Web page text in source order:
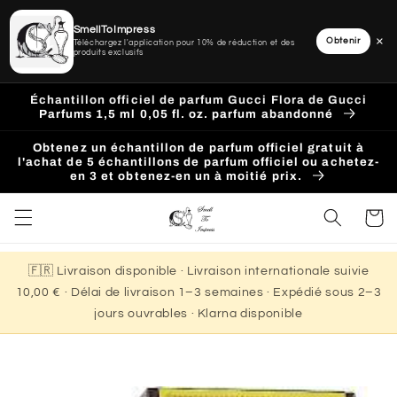
Ignorer
passer
au
Échantillon officiel de parfum Gucci Flora de Gucci
Parfums 1,5 ml 0,05 fl. oz. parfum abandonné
Obtenez un échantillon de parfum officiel gratuit à
l'achat de 5 échantillons de parfum officiel ou achetez-
en 3 et obtenez-en un à moitié prix.
Panier
🇫🇷 Livraison disponible · Livraison internationale suivie
10,00 € · Délai de livraison 1–3 semaines · Expédié sous 2–3
jours ouvrables · Klarna disponible
SmellToImpress
Téléchargez l'application pour 10% de réduction et des
produits exclusifs
Obtenir ×